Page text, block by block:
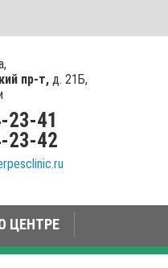
пр-т, д. 21Б,
23-41
23-42
ЦЕНТРЕ